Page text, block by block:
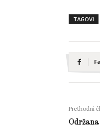
TAGOVI
Prethodni